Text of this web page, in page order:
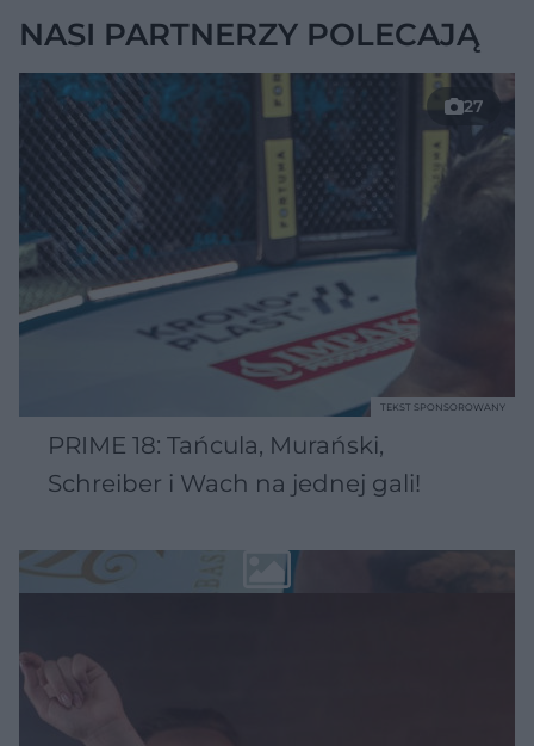
NASI PARTNERZY POLECAJĄ
27
PRIME 18: Tańcula, Murański,
Schreiber i Wach na jednej gali!
TEKST SPONSOROWANY